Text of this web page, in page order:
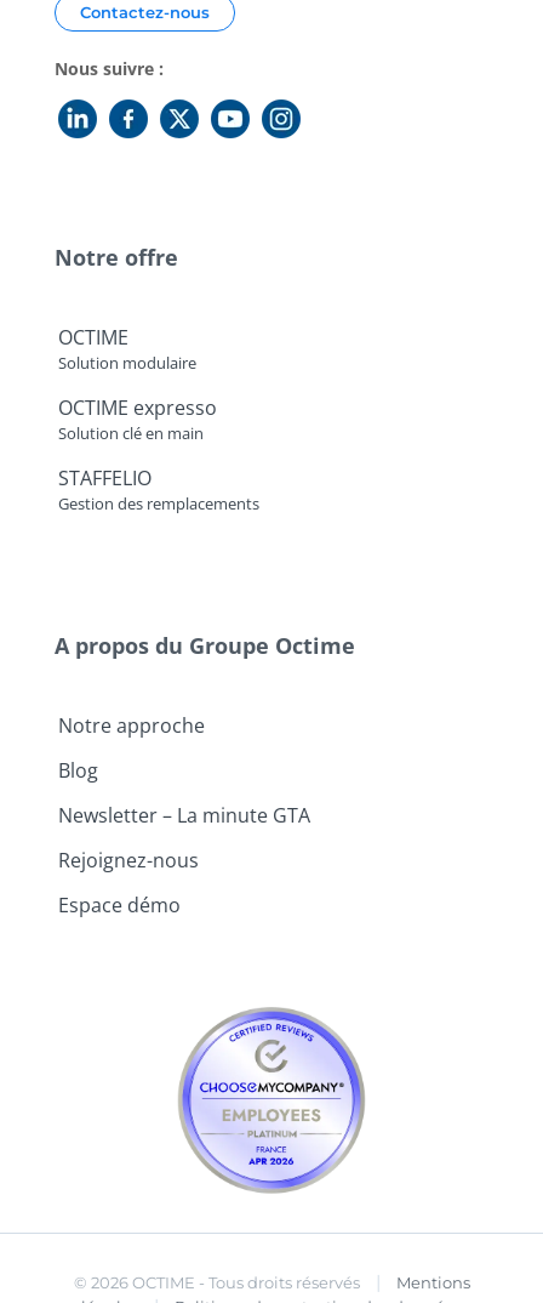
Contactez-nous
Nous suivre :
Notre offre
OCTIME
Solution modulaire
OCTIME expresso
Solution clé en main
STAFFELIO
Gestion des remplacements
A propos du Groupe Octime
Notre approche
Blog
Newsletter – La minute GTA
Rejoignez-nous
Espace démo
© 2026 OCTIME - Tous droits réservés |
Mentions